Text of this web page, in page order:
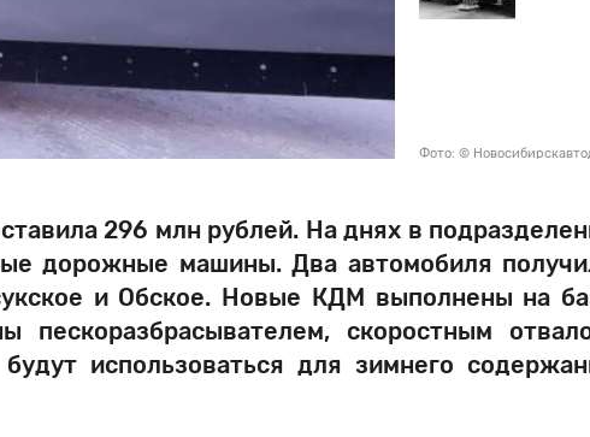
Фото: ©
296 млн рублей. На днях в
дорожные машины. Два автомобиля
и Обское. Новые КДМ выполнены на
скоростным
использоваться для зимнего